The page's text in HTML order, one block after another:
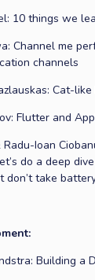
10 things we
Channel me
channels
Cat-
Flutter and
Radu-Ioan
do a deep
don’t take
Building a